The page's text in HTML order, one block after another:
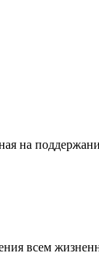
на
всем